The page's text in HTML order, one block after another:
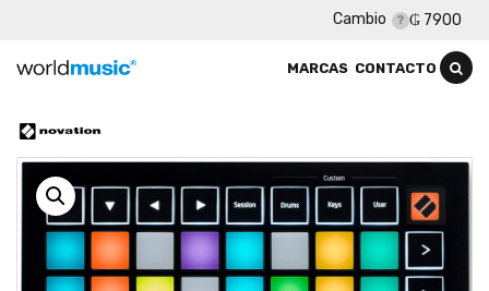
Cambio ₲ 7900
MARCAS CONTACTO